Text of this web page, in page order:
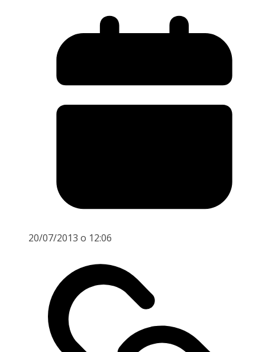
20/07/2013 o 12:06